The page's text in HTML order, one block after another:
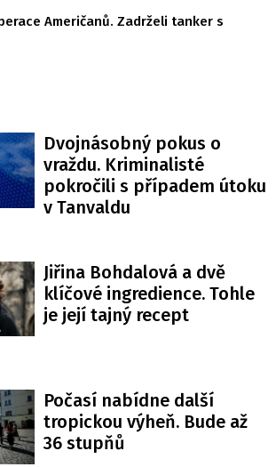
Američanů. Zadrželi tanker s
Dvojnásobný pokus o
vraždu. Kriminalisté
pokročili s případem útoku
v Tanvaldu
Jiřina Bohdalová a dvě
klíčové ingredience. Tohle
je její tajný recept
Počasí nabídne další
tropickou výheň. Bude až
36 stupňů